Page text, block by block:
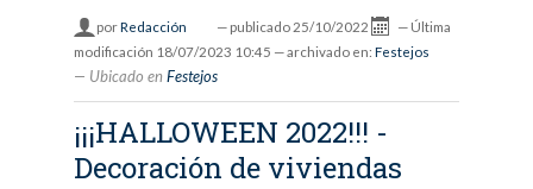
porRedacción — publicado 25/10/2022 — Última
modificación 18/07/2023 10:45 — archivado en: Festejos
Ubicado en Festejos
¡¡¡HALLOWEEN 2022!!! -
Decoración de viviendas